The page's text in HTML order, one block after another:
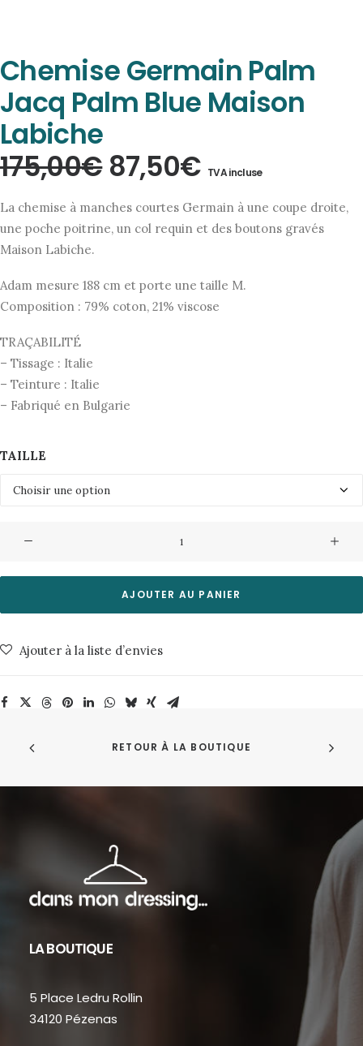
Chemise Germain Palm
Jacq Palm Blue Maison
Labiche
175,00€ Le
prix
initial
175,00€.
87,50€Le
prix
actuel
87,50€.
TVA incluse
La chemise à manches courtes Germain à une coupe droite,
une poche poitrine, un col requin et des boutons gravés
Maison Labiche.
Adam mesure 188 cm et porte une taille M.
Composition : 79% coton, 21% viscose
TRAÇABILITÉ
– Tissage : Italie
– Teinture : Italie
– Fabriqué en Bulgarie
TAILLE
Chemise
Palm
Palm
Maison
AJOUTER AU PANIER
Ajouter à la liste d’envies
RETOUR À LA BOUTIQUE
LA BOUTIQUE
5 Place Ledru Rollin
34120 Pézenas